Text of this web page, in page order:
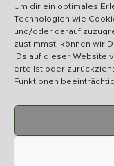
Um dir ein optimales
Technologien wie
und/oder darauf
zustimmst, können wir
IDs auf dieser Website
erteilst oder
Funktionen